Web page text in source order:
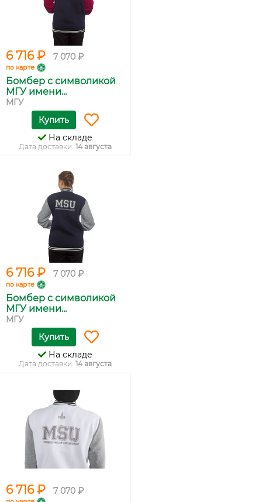
6 716 ₽ 7 070 ₽
по карте
Бомбер с символикой
МГУ имени...
МГУ
Купить
На складе
Дата доставки: 14 августа
6 716 ₽ 7 070 ₽
по карте
Бомбер с символикой
МГУ имени...
МГУ
Купить
На складе
Дата доставки: 14 августа
6 716 ₽ 7 070 ₽